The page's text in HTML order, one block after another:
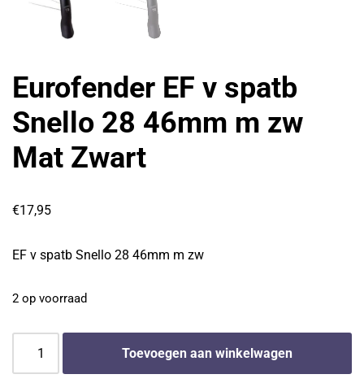
Eurofender EF v spatb
Snello 28 46mm m zw
Mat Zwart
€17,95
EF v spatb Snello 28 46mm m zw
2 op voorraad
Toevoegen aan winkelwagen